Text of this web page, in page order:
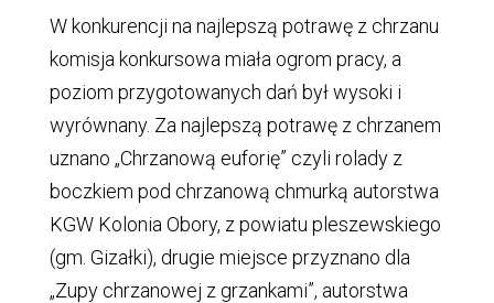
W konkurencji na najlepszą potrawę z chrzanu
komisja konkursowa miała ogrom pracy, a
poziom przygotowanych dań był wysoki i
wyrównany. Za najlepszą potrawę z chrzanem
uznano „Chrzanową euforię” czyli rolady z
boczkiem pod chrzanową chmurką autorstwa
KGW Kolonia Obory, z powiatu pleszewskiego
(gm. Gizałki), drugie miejsce przyznano dla
„Zupy chrzanowej z grzankami”, autorstwa